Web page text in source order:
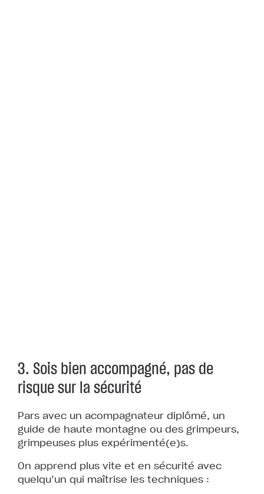
3. Sois bien accompagné, pas de
risque sur la sécurité
Pars avec un acompagnateur diplômé, un
guide de haute montagne ou des grimpeurs,
grimpeuses plus expérimenté(e)s.
On apprend plus vite et en sécurité avec
quelqu’un qui maîtrise les techniques :